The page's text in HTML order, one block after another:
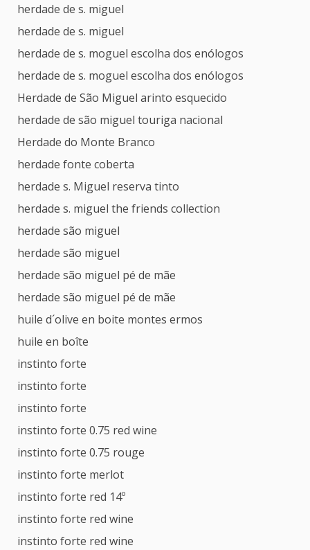
herdade de s. miguel
herdade de s. miguel
herdade de s. moguel escolha dos enólogos
herdade de s. moguel escolha dos enólogos
Herdade de São Miguel arinto esquecido
herdade de são miguel touriga nacional
Herdade do Monte Branco
herdade fonte coberta
herdade s. Miguel reserva tinto
herdade s. miguel the friends collection
herdade são miguel
herdade são miguel
herdade são miguel pé de mãe
herdade são miguel pé de mãe
huile d´olive en boite montes ermos
huile en boîte
instinto forte
instinto forte
instinto forte
instinto forte 0.75 red wine
instinto forte 0.75 rouge
instinto forte merlot
instinto forte red 14º
instinto forte red wine
instinto forte red wine